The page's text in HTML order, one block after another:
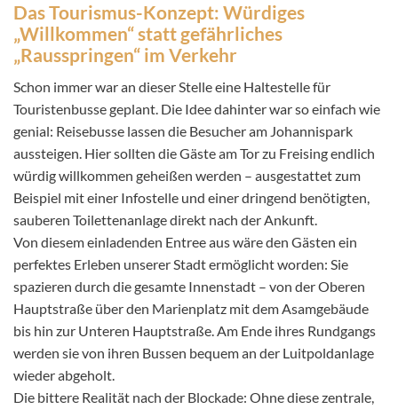
Das Tourismus-Konzept: Würdiges
„Willkommen“ statt gefährliches
„Rausspringen“ im Verkehr
Schon immer war an dieser Stelle eine Haltestelle für
Touristenbusse geplant. Die Idee dahinter war so einfach wie
genial: Reisebusse lassen die Besucher am Johannispark
aussteigen. Hier sollten die Gäste am Tor zu Freising endlich
würdig willkommen geheißen werden – ausgestattet zum
Beispiel mit einer Infostelle und einer dringend benötigten,
sauberen Toilettenanlage direkt nach der Ankunft.
Von diesem einladenden Entree aus wäre den Gästen ein
perfektes Erleben unserer Stadt ermöglicht worden: Sie
spazieren durch die gesamte Innenstadt – von der Oberen
Hauptstraße über den Marienplatz mit dem Asamgebäude
bis hin zur Unteren Hauptstraße. Am Ende ihres Rundgangs
werden sie von ihren Bussen bequem an der Luitpoldanlage
wieder abgeholt.
Die bittere Realität nach der Blockade: Ohne diese zentrale,